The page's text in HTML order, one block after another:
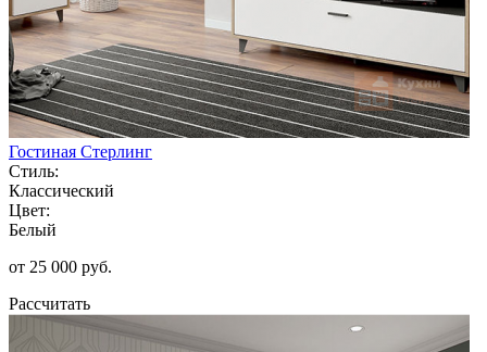
Гостиная Стерлинг
Стиль:
Классический
Цвет:
Белый
от 25 000 руб.
Рассчитать